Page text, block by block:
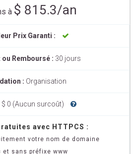
à $ 815.3/an
Prix Garanti :
Remboursé : 30 jours
: Organisation
$ 0 (Aucun surcoût)
avec HTTPCS :
votre nom de domaine
et sans préfixe www